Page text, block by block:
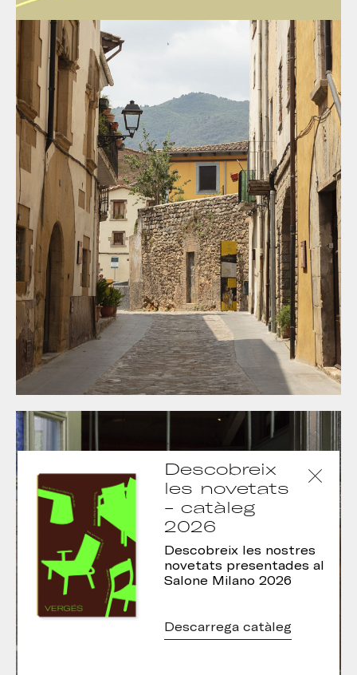
Descobreix
les novetats
- catàleg
2026
Descobreix les nostres
novetats presentades al
Salone Milano 2026
Descarrega catàleg